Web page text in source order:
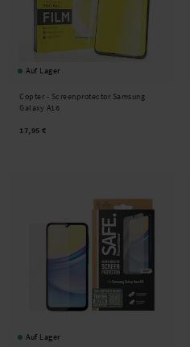
Auf Lager
Copter - Screenprotector Samsung
Galaxy A16
17,95 €
Auf Lager